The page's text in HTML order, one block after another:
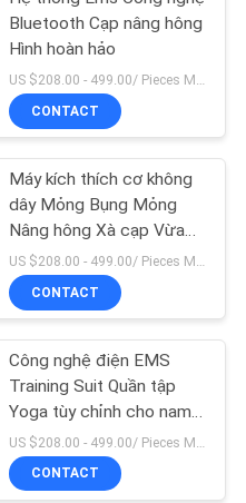
Bluetooth Cạp nâng hông
Hình hoàn hảo
CONTACT
Máy kích thích cơ không
dây Mỏng Bụng Mỏng
Nâng hông Xà cạp Vừa
vặn với Cơ thể
CONTACT
Công nghệ điện EMS
Training Suit Quần tập
Yoga tùy chỉnh cho nam
giới
CONTACT